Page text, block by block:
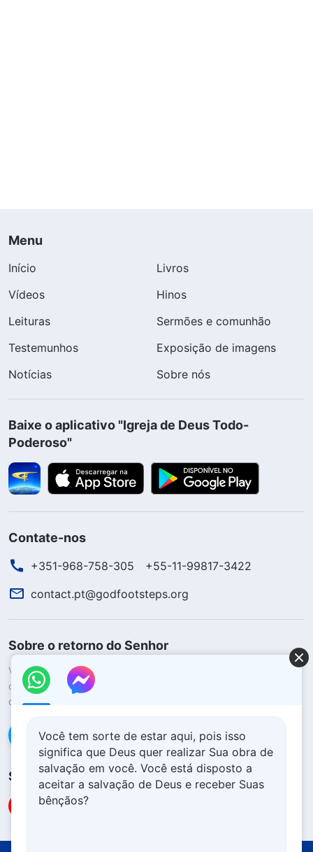
Menu
Início
Livros
Vídeos
Hinos
Leituras
Sermões e comunhão
Testemunhos
Exposição de imagens
Notícias
Sobre nós
Baixe o aplicativo "Igreja de Deus Todo-
Poderoso"
Contate-nos
+351-968-758-305
+55-11-99817-3422
contact.pt@godfootsteps.org
Sobre o retorno do Senhor
Você quer dar as boas-vindas ao retorno do Senhor para ter a
oportunidade de receber a proteção de Deus durante os
desastres?
Conecte-se conosco no Messenger
Siga-nos
Você tem sorte de estar aqui, pois isso
significa que Deus quer realizar Sua obra de
salvação em você. Você está disposto a
aceitar a salvação de Deus e receber Suas
bênçãos?